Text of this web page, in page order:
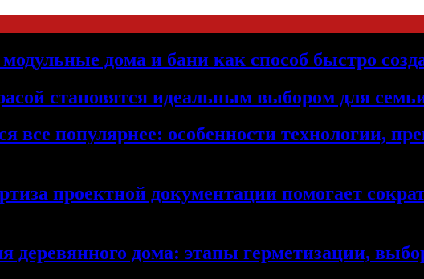
модульные дома и бани как способ быстро
становятся идеальным выбором для
все популярнее: особенности технологии,
проектной документации помогает
дома: этапы герметизации,